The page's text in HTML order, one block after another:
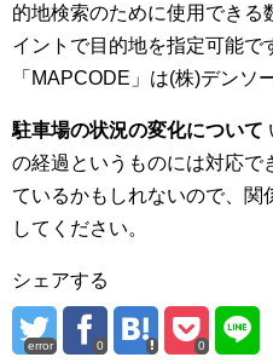
的地検索のために使用できる
イントで目的地を指定可能で
「MAPCODE」は(株)デンソ
駐車場の状況の変化について
の経過というものには対応で
ているかもしれないので、関
してください。
シェアする
error 0 0